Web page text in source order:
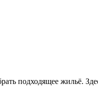
подходящее жильё.